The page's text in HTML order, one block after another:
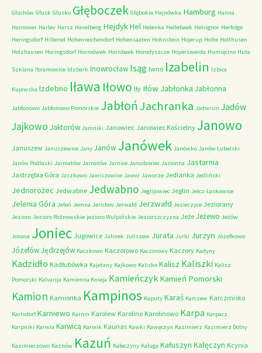
Głuchów Głusk Głusko Głęboczek Głębokie Hajnówka Hamburg Hanna
Hannover Harlev Harsz Havelberg HejdykHel Helenka Hellebaek Helsignor Herfolge
Heringsdorf Hillerod Hohenreichendorf Hohensaaten Hohnstein Hojerup Holte Holthusen
Holzhausen Horingsdorf Hormówek Hornbaek Horodyszcze Hoyerswerda Humięcino Huta
Szklana Ibramowice Idzbark Inowrocław Isąg Iwno Izabelin Izbica
Kujawska Izdebno Iława Iłowo Iły Iłów Jabłonka Jabłonna
Jabłonowo Jabłonowo Pomorskie JabłońJachranka Jadwisin Jadów
Jajkowo Jaktorów Jamniki Janowiec Janowiec Kościelny Janowo
Januszew Januszewice Jany Janów Janówek Janówko Janów Lubelski
Janów Podlaski Jarmatów Jarnatów Jarnice Jarosławiec Jasionna Jastarnia
Jastrzębia Góra Jaszkowo Jawiszowice Jawor Jaworze Jedlanka Jedliński
Jednorożec Jedwabne Jedwabno Jeglijowiec Jeglin Jelcz-Laskowice
Jelenia Góra Jeleń Jemna Jerichov Jerwałd Jerzwałd Jezierzyce Jeziorany
Jezioro Jezioro Rożnowskie jezioro Wulpińskie Jeziorszczyzna Jeże Jeżewo Jeżów
Jonava Joniec Jugowice Julinek Juliszew Jurata Jurki Jurzyn Józefkowo
JózefówJędrzejów Kaczkowo Kaczorowo Kaczorowy Kaczory Kadyny
Kadzidło Kadłubówka Kajetany Kajkowo Kalisko Kalisz Kaliszki Kalisz
Pomorski Kalvarija Kamienna Knieja Kamieńczyk Kamień Pomorski
Kamion Kamionka Kampinos Kaputy Karaś Karczew Karczmisko
Karlsdorf Karniewo Karnin Karolew Karolino Karolinowo Karpa Karpacz
Karpniki Karwia Karwica Karwik Kaunas Kawki Kawęczyn Kazimierz Kazimierz Dolny
Kazimierzowo Kaznów Kazuń Kałeczyny Kaługa Kałuszyn Kałęczyn Kcynia